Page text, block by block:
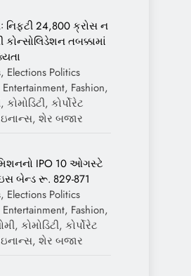
નિફ્ટી 24,800 ક્રોસ ન
કોન્સોલિડેશન તબક્કામાં
Elections Politics
Fashion,
કોર્પોરેટ
શેર બજાર
IPO 10 ઓગસ્ટે
બેન્ડ રૂ. 829-871
Elections Politics
Fashion,
કોમોડિટી, કોર્પોરેટ
શેર બજાર